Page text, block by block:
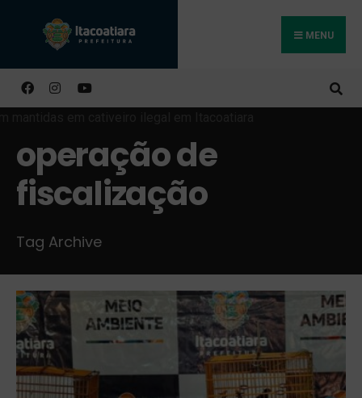
MENU
operação de
fiscalização
Tag Archive
Buscar